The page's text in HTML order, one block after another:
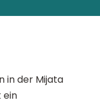
in der Mijata
ein